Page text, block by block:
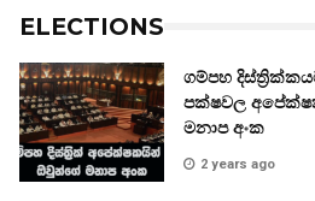
ELECTIONS
ගම්පහ
පක්ෂවල
මනාප අංක
2 years ago